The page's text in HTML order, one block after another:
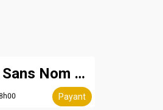
Soirée Sans Nom - 8 août
Payant